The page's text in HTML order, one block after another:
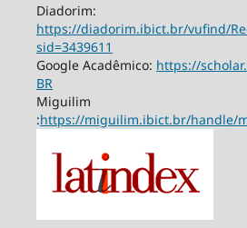
Diadorim:
https://diadorim.ibict.br/vufind/
sid=3439611
Google Acadêmico: https://
BR
Miguilim
:https://miguilim.ibict.br/handle/